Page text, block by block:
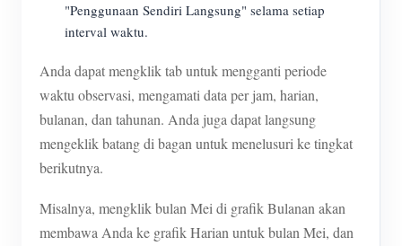
"Penggunaan Sendiri Langsung" selama setiap
interval waktu.
Anda dapat mengklik tab untuk mengganti periode
waktu observasi, mengamati data per jam, harian,
bulanan, dan tahunan. Anda juga dapat langsung
mengeklik batang di bagan untuk menelusuri ke tingkat
berikutnya.
Misalnya, mengklik bulan Mei di grafik Bulanan akan
membawa Anda ke grafik Harian untuk bulan Mei, dan